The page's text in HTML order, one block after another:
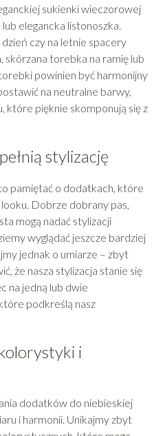
sukienki wieczorowej
elegancka listonoszka.
czy na letnie spacery
skórzana torebka na ramię lub
powinien być harmonijny
na neutralne barwy,
które pięknie skomponują się z
stylizację
pamiętać o dodatkach, które
Dobrze dobrany pas,
mogą nadać stylizacji
wyglądać jeszcze bardziej
jednak o umiarze – zbyt
że nasza stylizacja stanie się
na jedną lub dwie
podkreślą nasz
i
dodatków do niebieskiej
i harmonii. Unikajmy zbyt